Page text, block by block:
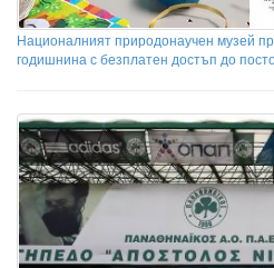
Националният природонаучен музей
годишнина с безплатен достъп до